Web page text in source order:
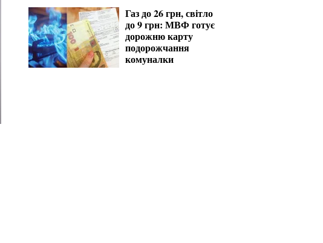
Газ до 26 грн, світло
до 9 грн: МВФ готує
дорожню карту
подорожчання
комуналки